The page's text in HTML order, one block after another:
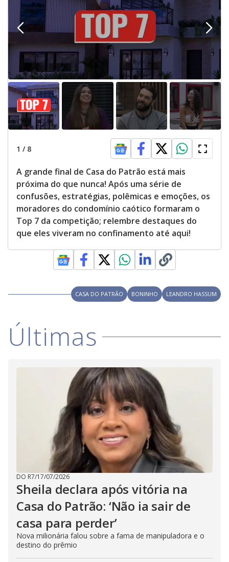
1 / 8
A grande final de Casa do Patrão está mais
próxima do que nunca! Após uma série de
confusões, estratégias, polêmicas e emoções, os
moradores do condomínio caótico formaram o
Top 7 da competição; relembre destaques do
que eles viveram no confinamento até aqui!
CASA DO PATRÃO BONINHO LEANDRO HASSUM
Últimas
DO R7/17/07/2026
Sheila declara após vitória na
Casa do Patrão: ‘Não ia sair de
casa para perder’
Nova milionária falou sobre a fama de manipuladora e o
destino do prêmio